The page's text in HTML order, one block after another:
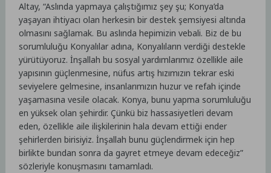
Altay, “Aslında yapmaya çalıştığımız şey şu; Konya’da
yaşayan ihtiyacı olan herkesin bir destek şemsiyesi altında
olmasını sağlamak. Bu aslında hepimizin vebali. Biz de bu
sorumluluğu Konyalılar adına, Konyalıların verdiği destekle
yürütüyoruz. İnşallah bu sosyal yardımlarımız özellikle aile
yapısının güçlenmesine, nüfus artış hızımızın tekrar eski
seviyelere gelmesine, insanlarımızın huzur ve refah içinde
yaşamasına vesile olacak. Konya, bunu yapma sorumluluğu
en yüksek olan şehirdir. Çünkü biz hassasiyetleri devam
eden, özellikle aile ilişkilerinin hala devam ettiği ender
şehirlerden birisiyiz. İnşallah bunu güçlendirmek için hep
birlikte bundan sonra da gayret etmeye devam edeceğiz”
sözleriyle konuşmasını tamamladı.